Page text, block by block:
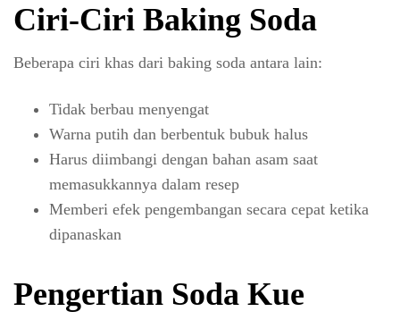
Ciri-Ciri Baking Soda
Beberapa ciri khas dari baking soda antara lain:
Tidak berbau menyengat
Warna putih dan berbentuk bubuk halus
Harus diimbangi dengan bahan asam saat
memasukkannya dalam resep
Memberi efek pengembangan secara cepat ketika
dipanaskan
Pengertian Soda Kue